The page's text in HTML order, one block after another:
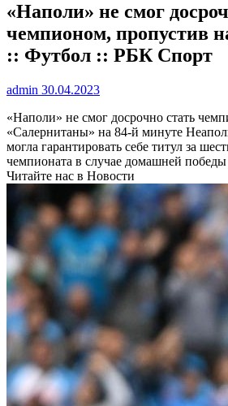
«Наполи» не смог
чемпионом, пропустив
:: Футбол :: РБК Спорт
admin 30.04.2023
«Наполи» не смог досрочно стать
«Салернитаны» на 84-й минуте
могла гарантировать себе титул за
чемпионата в случае домашней
Читайте нас в Новости